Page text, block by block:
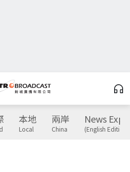
本地
Local
兩岸
China
News
(English Edition)